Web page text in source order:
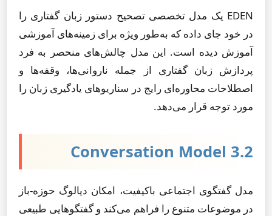
EDEN یک مدل تخصصی تصحیح دستور زبان گفتاری را
در خود جای داده که به‌طور ویژه برای زمینه‌های آموزشی
آموزش دیده است. این مدل چالش‌های منحصر به فرد
پردازش زبان گفتاری از جمله ناروانی‌ها، وقفه‌ها و
اصطلاحات محاوره‌ای رایج در سناریوهای یادگیری زبان را
مورد توجه قرار می‌دهد.
3.2 Conversation Model
مدل گفتگوی اجتماعی باکیفیت، امکان دیالوگ حوزه-باز
در موضوعات متنوع را فراهم می‌کند و گفتگوهایی طبیعی